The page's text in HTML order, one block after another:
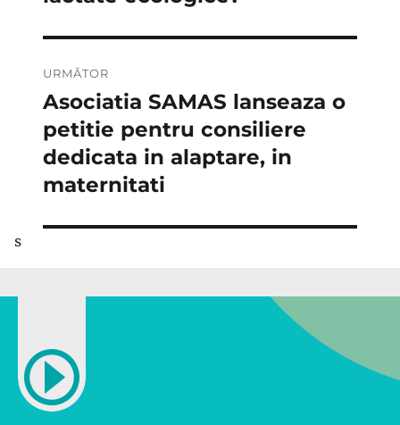
URMĂTOR
Articolul
următor:
Asociatia SAMAS lanseaza o
petitie pentru consiliere
dedicata in alaptare, in
maternitati
s